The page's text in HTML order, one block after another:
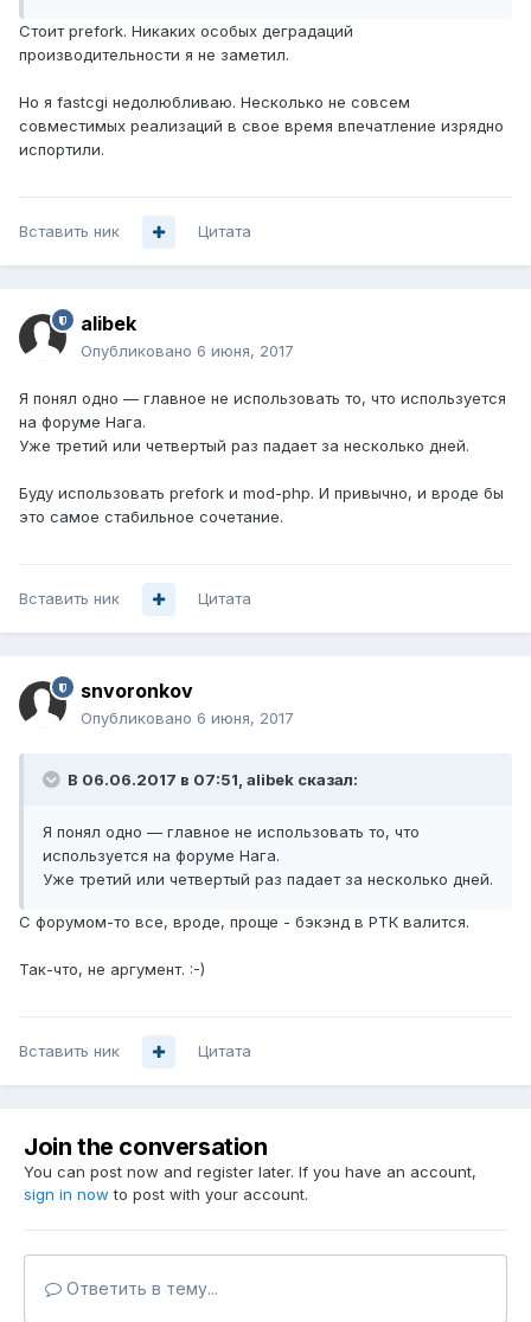
Стоит prefork. Никаких особых деградаций
производительности я не заметил.
Но я fastcgi недолюбливаю. Несколько не совсем
совместимых реализаций в свое время впечатление изрядно
испортили.
Вставить ник Цитата
alibek
Опубликовано 6 июня, 2017
Я понял одно — главное не использовать то, что используется
на форуме Нага.
Уже третий или четвертый раз падает за несколько дней.
Буду использовать prefork и mod-php. И привычно, и вроде бы
это самое стабильное сочетание.
Вставить ник Цитата
snvoronkov
Опубликовано 6 июня, 2017
В 06.06.2017 в 07:51, alibek сказал:
Я понял одно — главное не использовать то, что
используется на форуме Нага.
Уже третий или четвертый раз падает за несколько дней.
С форумом-то все, вроде, проще - бэкэнд в РТК валится.
Так-что, не аргумент. :-)
Вставить ник Цитата
Join the conversation
You can post now and register later. If you have an account,
sign in now to post with your account.
Ответить в тему...